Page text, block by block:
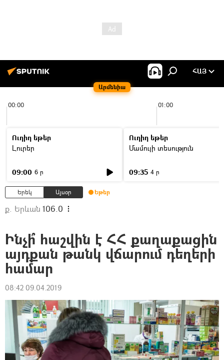
Արմենիա
ՀԱՅ
00:00 01:00
Ուղիղ եթեր
Լուրեր
09:00 6 ր
Ուղիղ եթեր
Մամուլի տեսություն
09:35 4 ր
Երեկ Այսօր Եթեր
ք. Երևան 106.0
Ինչի՞ հաշվին է ՀՀ քաղաքացին
այդքան թանկ վճարում դեղերի
համար
08:42 09.04.2019